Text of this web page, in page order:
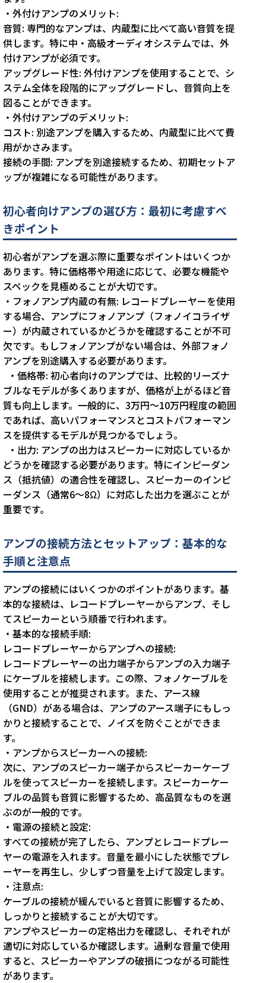
・外付けアンプのメリット:
音質: 専門的なアンプは、内蔵型に比べて高い音質を提
供します。特に中・高級オーディオシステムでは、外
付けアンプが必須です。
アップグレード性: 外付けアンプを使用することで、シ
ステム全体を段階的にアップグレードし、音質向上を
図ることができます。
・外付けアンプのデメリット:
コスト: 別途アンプを購入するため、内蔵型に比べて費
用がかさみます。
接続の手間: アンプを別途接続するため、初期セットア
ップが複雑になる可能性があります。
初心者向けアンプの選び方：最初に考慮すべ
きポイント
初心者がアンプを選ぶ際に重要なポイントはいくつか
あります。特に価格帯や用途に応じて、必要な機能や
スペックを見極めることが大切です。
・フォノアンプ内蔵の有無: レコードプレーヤーを使用
する場合、アンプにフォノアンプ（フォノイコライザ
ー）が内蔵されているかどうかを確認することが不可
欠です。もしフォノアンプがない場合は、外部フォノ
アンプを別途購入する必要があります。
・価格帯: 初心者向けのアンプでは、比較的リーズナ
ブルなモデルが多くありますが、価格が上がるほど音
質も向上します。一般的に、3万円～10万円程度の範囲
であれば、高いパフォーマンスとコストパフォーマン
スを提供するモデルが見つかるでしょう。
・出力: アンプの出力はスピーカーに対応しているか
どうかを確認する必要があります。特にインピーダン
ス（抵抗値）の適合性を確認し、スピーカーのインピ
ーダンス（通常6～8Ω）に対応した出力を選ぶことが
重要です。
アンプの接続方法とセットアップ：基本的な
手順と注意点
アンプの接続にはいくつかのポイントがあります。基
本的な接続は、レコードプレーヤーからアンプ、そし
てスピーカーという順番で行われます。
・基本的な接続手順:
レコードプレーヤーからアンプへの接続:
レコードプレーヤーの出力端子からアンプの入力端子
にケーブルを接続します。この際、フォノケーブルを
使用することが推奨されます。また、アース線
（GND）がある場合は、アンプのアース端子にもしっ
かりと接続することで、ノイズを防ぐことができま
す。
・アンプからスピーカーへの接続:
次に、アンプのスピーカー端子からスピーカーケーブ
ルを使ってスピーカーを接続します。スピーカーケー
ブルの品質も音質に影響するため、高品質なものを選
ぶのが一般的です。
・電源の接続と設定:
すべての接続が完了したら、アンプとレコードプレー
ヤーの電源を入れます。音量を最小にした状態でプレ
ーヤーを再生し、少しずつ音量を上げて設定します。
・注意点:
ケーブルの接続が緩んでいると音質に影響するため、
しっかりと接続することが大切です。
アンプやスピーカーの定格出力を確認し、それぞれが
適切に対応しているか確認します。過剰な音量で使用
すると、スピーカーやアンプの破損につながる可能性
があります。